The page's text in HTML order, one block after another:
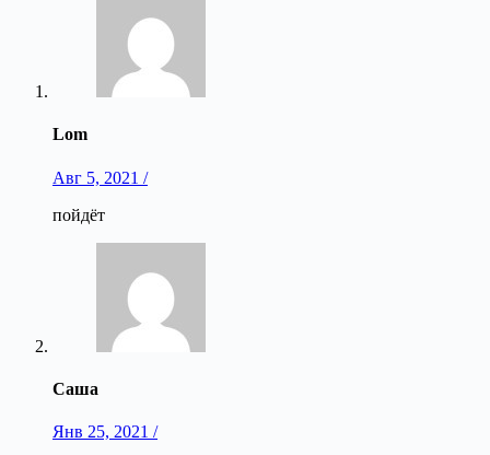
Lom
Авг 5, 2021 /
пойдёт
Саша
Янв 25, 2021 /